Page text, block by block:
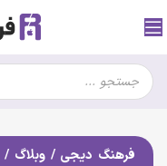
فرهنگ دیجی /وبلاگ /